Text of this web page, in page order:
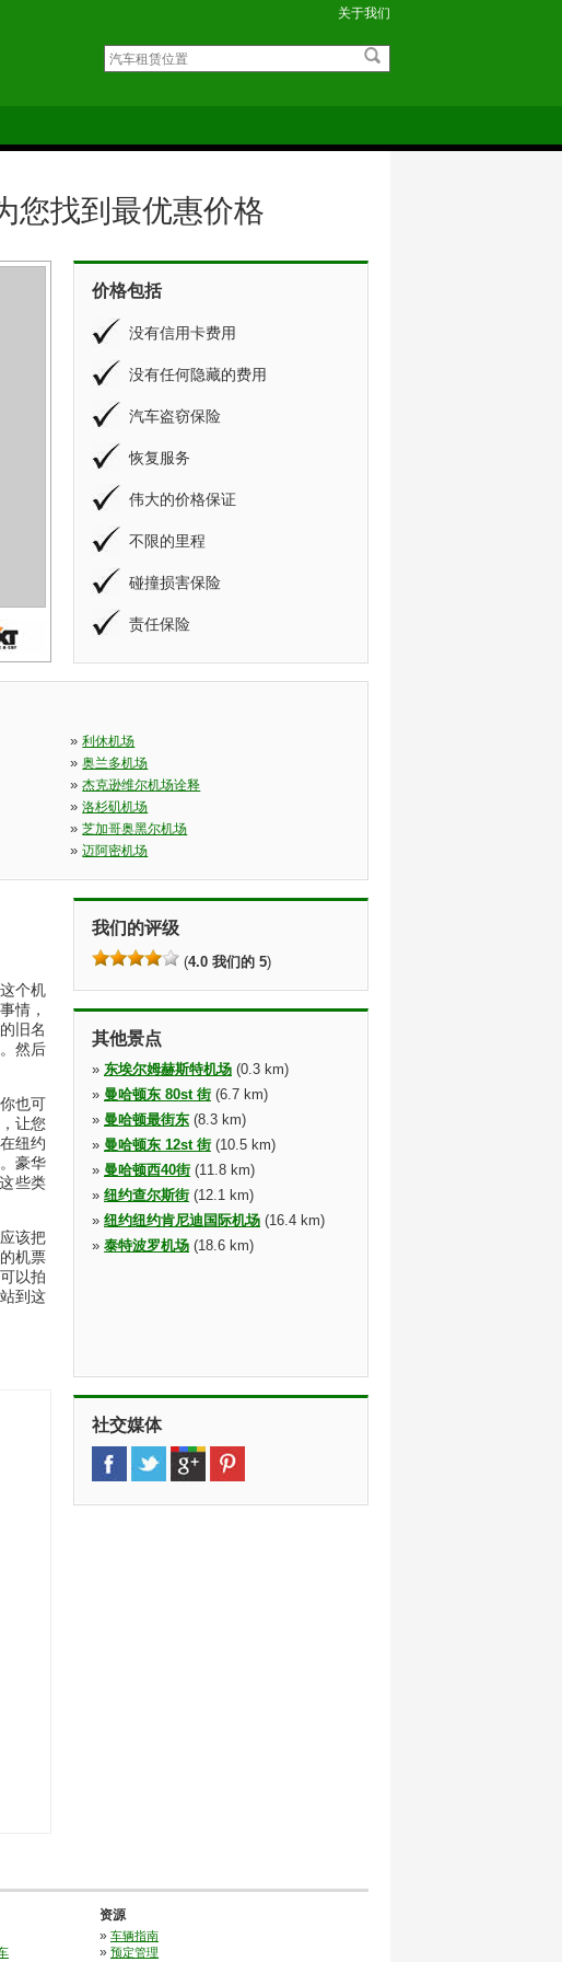
关于我们
您找到最优惠价格
价格包括
没有信用卡费用
没有任何隐藏的费用
汽车盗窃保险
恢复服务
伟大的价格保证
不限的里程
碰撞损害保险
责任保险
»利休机场
»奥兰多机场
»杰克逊维尔机场诠释
»洛杉矶机场
»芝加哥奥黑尔机场
»迈阿密机场
个机
情，
旧名
然后
也可
让您
纽约
豪华
些类
该把
机票
以拍
到这
我们的评级
(4.0 我们的 5)
其他景点
» 东埃尔姆赫斯特机场 (0.3 km)
» 曼哈顿东 80st 街 (6.7 km)
» 曼哈顿最街东 (8.3 km)
» 曼哈顿东 12st 街 (10.5 km)
» 曼哈顿西40街 (11.8 km)
» 纽约查尔斯街 (12.1 km)
» 纽约纽约肯尼迪国际机场 (16.4 km)
» 泰特波罗机场 (18.6 km)
社交媒体
资源
» 车辆指南
» 预定管理